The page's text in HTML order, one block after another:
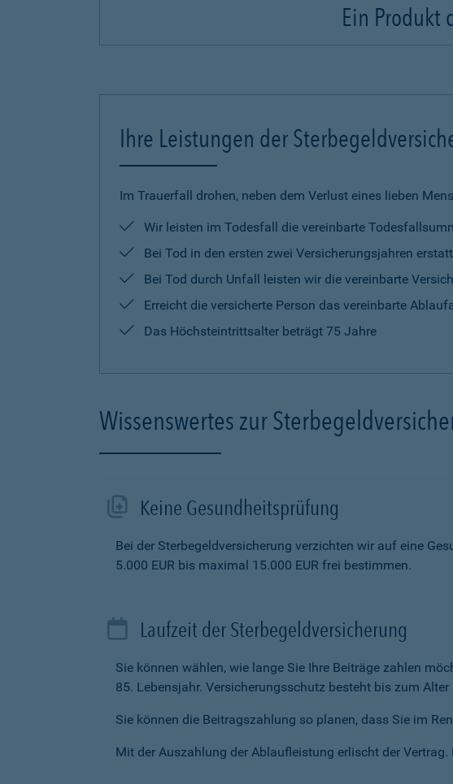
Ein Produkt
Ihre Leistungen der
Im Trauerfall drohen, neben dem Verlust eines lieben
Wir leisten im Todesfall die vereinbarte
Bei Tod in den ersten zwei Versicherungsjahren
Bei Tod durch Unfall leisten wir die vereinbarte
Erreicht die versicherte Person das vereinbarte
Das Höchsteintrittsalter beträgt 75 Jahre
Wissenswertes zur
Keine Gesundheitsprüfung
Bei der Sterbegeldversicherung verzichten wir auf eine
5.000 EUR bis maximal 15.000 EUR frei bestimmen.
Laufzeit der Sterbegeldversicherung
Sie können wählen, wie lange Sie Ihre Beiträge zahlen
85. Lebensjahr. Versicherungsschutz besteht bis zum Alter
Sie können die Beitragszahlung so planen, dass Sie im
Mit der Auszahlung der Ablaufleistung erlischt der